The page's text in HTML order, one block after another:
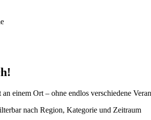
einem Ort – ohne endlos verschiedene
nach Region, Kategorie und Zeitraum